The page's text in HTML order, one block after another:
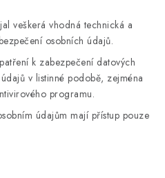
veškerá vhodná technická a
osobních údajů.
k zabezpečení datových
v listinné podobě, zejména
programu.
údajům mají přístup pouze